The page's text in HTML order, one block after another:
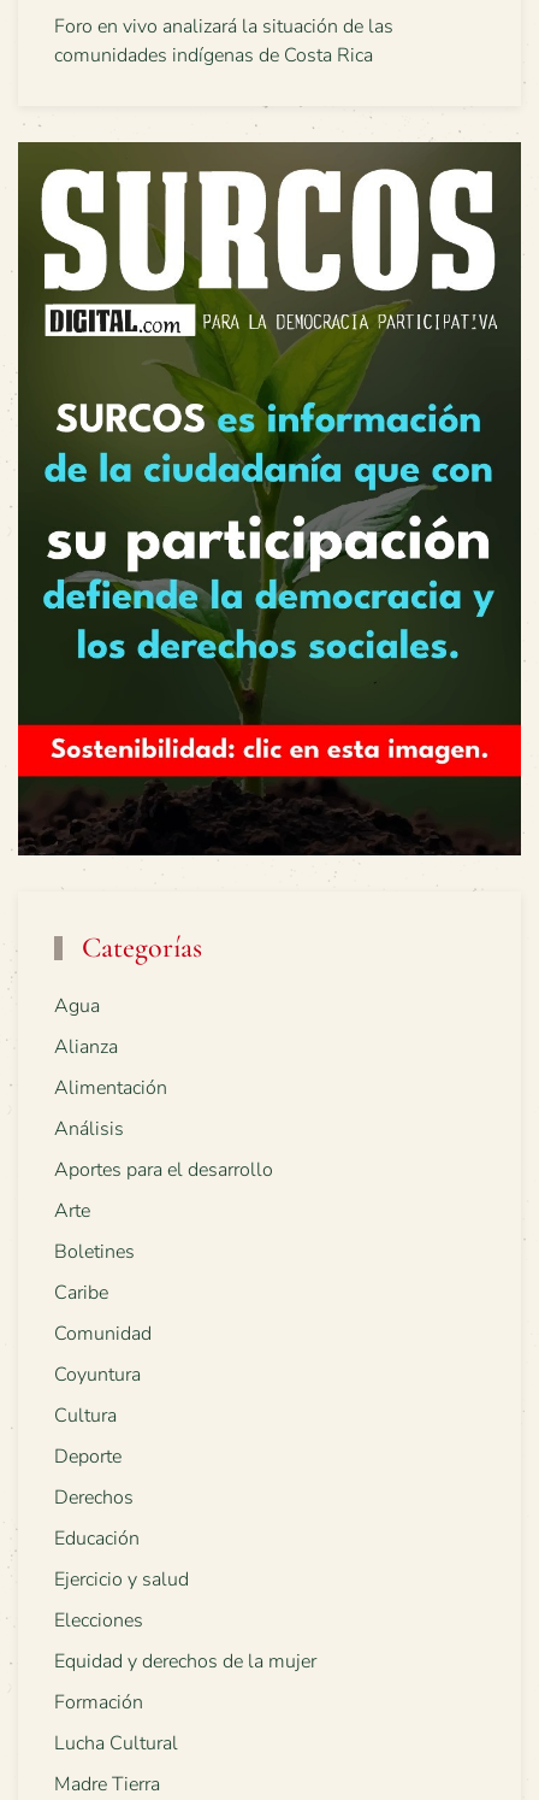
Foro en vivo analizará la situación de las
comunidades indígenas de Costa Rica
Categorías
Agua
Alianza
Alimentación
Análisis
Aportes para el desarrollo
Arte
Boletines
Caribe
Comunidad
Coyuntura
Cultura
Deporte
Derechos
Educación
Ejercicio y salud
Elecciones
Equidad y derechos de la mujer
Formación
Lucha Cultural
Madre Tierra